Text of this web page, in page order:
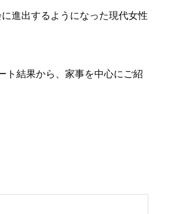
進出するようになった現代女性
ト結果から、家事を中心にご紹